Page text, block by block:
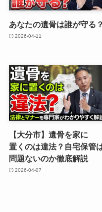
あなたの​遺骨は​誰が​守る？
2026-04-11
【大分市】遺骨を​家に​
置くのは​違法？​自宅保管
問題ないのか徹底解説
2026-04-07